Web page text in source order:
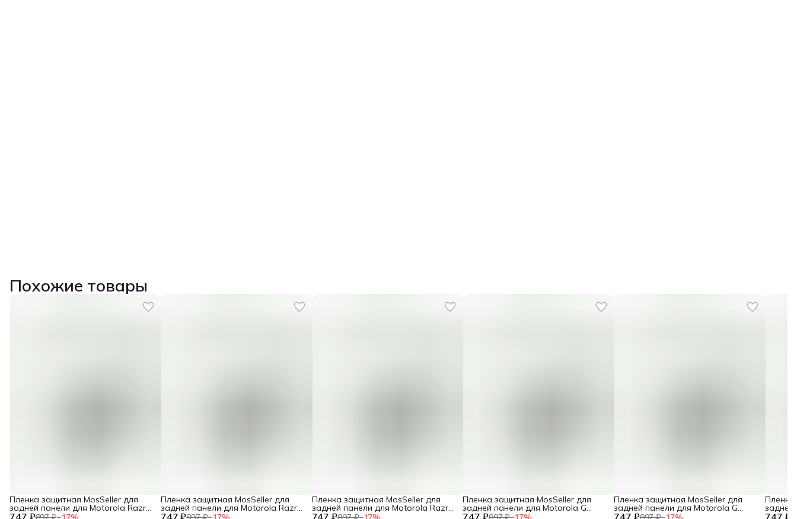
Похожие товары
Пленка защитная MosSeller для
задней панели для Motorola Razr
60 Ultra
Пленка защитная MosSeller для
задней панели для Motorola Razr
60
Пленка защитная MosSeller для
задней панели для Motorola Razr
40 Ultra
Пленка защитная MosSeller для
задней панели для Motorola G
Stylus 5G (2025)
Пленка защитная MosSeller для
задней панели для Motorola G
Power (2025)
Пленка
задней
Power